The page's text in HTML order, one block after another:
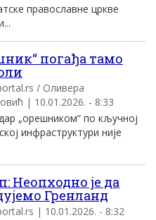
православне цркве
погађа тамо
/ Оливера
| 10.01.2026. - 8:33
„орешником“ по кључној
инфраструктури није
Неопходно је да
Гренланд
| 10.01.2026. - 8:32